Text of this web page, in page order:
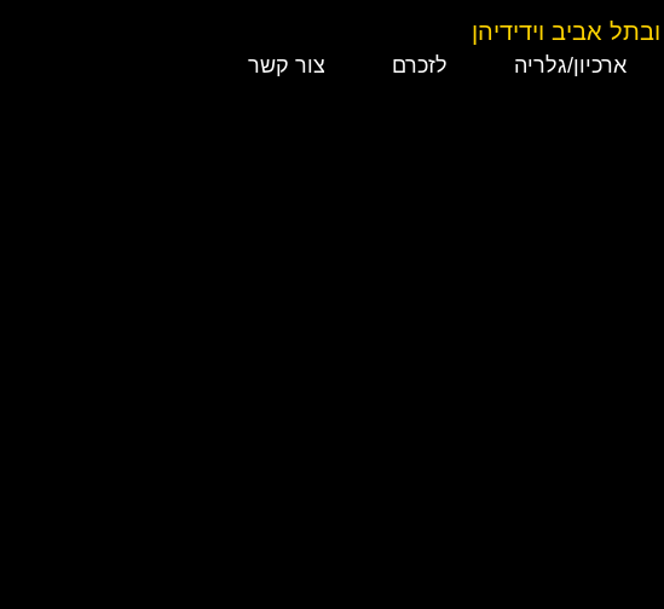
ארכיון/גלריה לזכרם צור קשר